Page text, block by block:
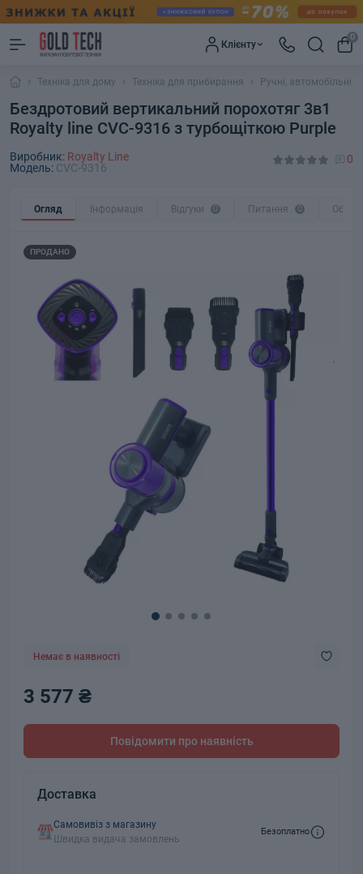
Клієнту
0
Техніка для дому Техніка для прибирання Ручні, автомобільні
Бездротовий вертикальний порохотяг 3в1
Royalty line CVC-9316 з турбощіткою Purple
Виробник: Royalty Line
Модель: CVC-9316
0
Огляд Інформація Відгуки 0 Питання 0 Обмін
ПРОДАНО
Немає в наявності
3 577 ₴
Повідомити про наявність
Доставка
Самовивіз з магазину
Швидка видача замовлень
Безоплатно